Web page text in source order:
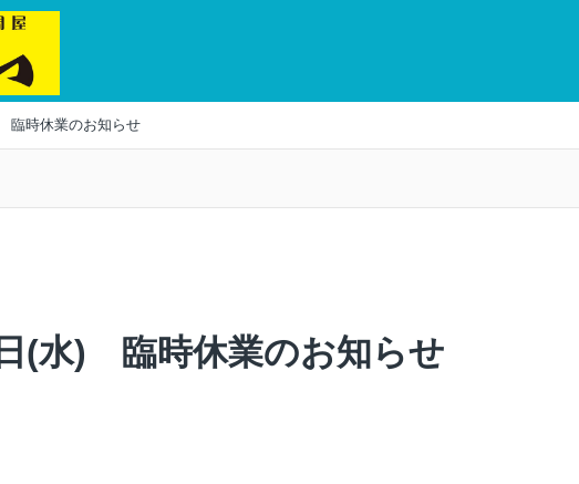
臨時休業のお知らせ
(水) 臨時休業のお知らせ